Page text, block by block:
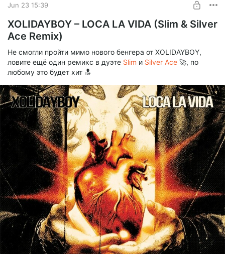
МОТ - ин да клаб (CORTO X SLIM Remix).mp3
5.95 Mb
mp3
МОТ - ин да клаб (CORTO X SLIM Remix Extended).mp3
7.66 Mb
Jun 23 15:39
XOLIDAYBOY – LOCA LA VIDA (Slim & Silver
Ace Remix)
Не смогли пройти мимо нового бенгера от XOLIDAYBOY,
ловите ещё один ремикс в дуэте Slim и Silver Ace 🚀, по
любому это будет хит 🔝